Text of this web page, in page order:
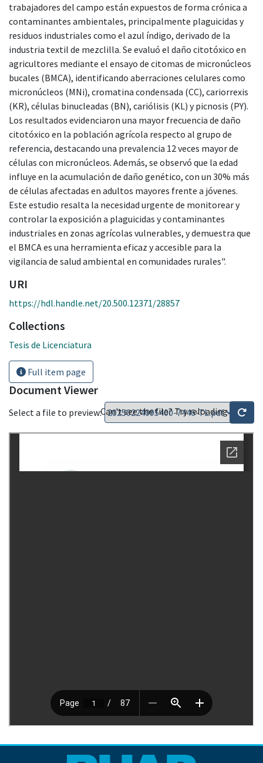
trabajadores del campo están expuestos de forma crónica a
contaminantes ambientales, principalmente plaguicidas y
residuos industriales como el azul índigo, derivado de la
industria textil de mezclilla. Se evaluó el daño citotóxico en
agricultores mediante el ensayo de citomas de micronúcleos
bucales (BMCA), identificando aberraciones celulares como
micronúcleos (MNi), cromatina condensada (CC), cariorrexis
(KR), células binucleadas (BN), cariólisis (KL) y picnosis (PY).
Los resultados evidenciaron una mayor frecuencia de daño
citotóxico en la población agrícola respecto al grupo de
referencia, destacando una prevalencia 12 veces mayor de
células con micronúcleos. Además, se observó que la edad
influye en la acumulación de daño genético, con un 30% más
de células afectadas en adultos mayores frente a jóvenes.
Este estudio resalta la necesidad urgente de monitorear y
controlar la exposición a plaguicidas y contaminantes
industriales en zonas agrícolas vulnerables, y demuestra que
el BMCA es una herramienta eficaz y accesible para la
vigilancia de salud ambiental en comunidades rurales".
URI
https://hdl.handle.net/20.500.12371/28857
Collections
Tesis de Licenciatura
Full item page
Document Viewer
Select a file to preview:Can't see the file? Try reloading